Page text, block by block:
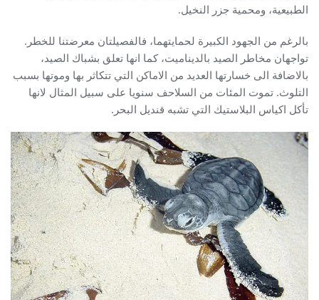
الطبيعية، ومحمية جزر النخيل.
بالرغم من الجهود الكبيرة لحمايتهما، فالفصيلتان معرضتنا للخطر.
تواجهان مخاطر الصيد بالديناميت، كما انها تعلق بشباك الصيد،
بالاضافة الى خسارتها العديد من الاماكن التي تتكاثر بها وموتها بسبب
التلوث. تموت المئات من السلاحف سنويا على سبيل المثال لانها
تأكل اكياس البلاستيك التي تشبه قنديل البحر.